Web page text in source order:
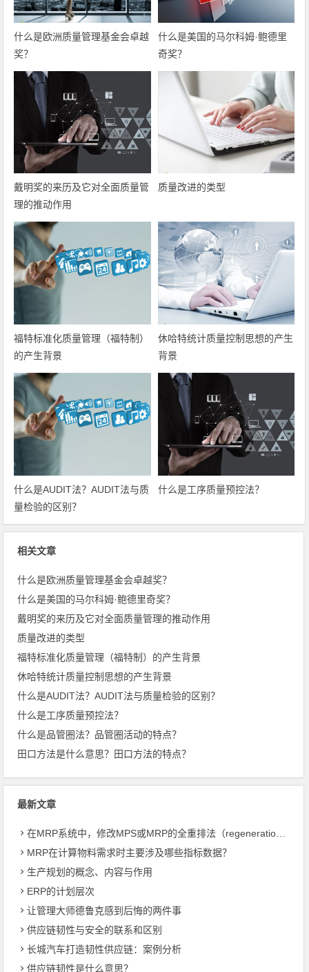
什么是欧洲质量管理基金会卓越
奖？
什么是美国的马尔科姆·鲍德里
奇奖？
戴明奖的来历及它对全面质量管
理的推动作用
质量改进的类型
福特标准化质量管理（福特制）
的产生背景
休哈特统计质量控制思想的产生
背景
什么是AUDIT法？AUDIT法与质
量检验的区别？
什么是工序质量预控法？
相关文章
什么是欧洲质量管理基金会卓越奖？
什么是美国的马尔科姆·鲍德里奇奖？
戴明奖的来历及它对全面质量管理的推动作用
质量改进的类型
福特标准化质量管理（福特制）的产生背景
休哈特统计质量控制思想的产生背景
什么是AUDIT法？AUDIT法与质量检验的区别？
什么是工序质量预控法？
什么是品管圈法？品管圈活动的特点？
田口方法是什么意思？田口方法的特点？
最新文章
在MRP系统中，修改MPS或MRP的全重排法（regeneration）和净改变法？
MRP在计算物料需求时主要涉及哪些指标数据？
生产规划的概念、内容与作用
ERP的计划层次
让管理大师德鲁克感到后悔的两件事
供应链韧性与安全的联系和区别
长城汽车打造韧性供应链：案例分析
供应链韧性是什么意思？